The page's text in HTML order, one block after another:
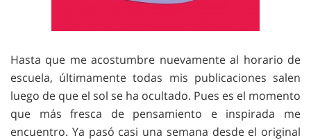
Hasta que me acostumbre nuevamente al horario de
escuela, últimamente todas mis publicaciones salen
luego de que el sol se ha ocultado. Pues es el momento
que más fresca de pensamiento e inspirada me
encuentro. Ya pasó casi una semana desde el original